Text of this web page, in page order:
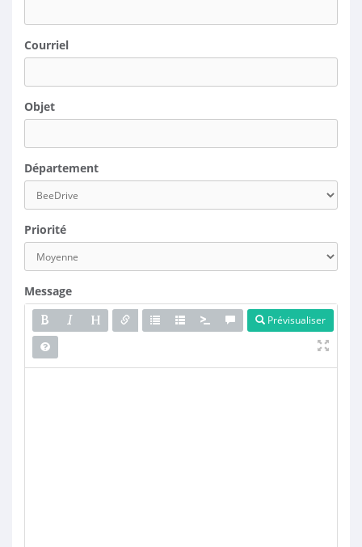
Courriel
Objet
Département
Priorité
Message
Prévisualiser